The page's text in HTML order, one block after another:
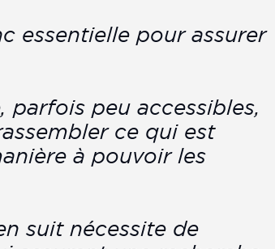
essentielle pour assurer
parfois peu accessibles,
ce qui est
à pouvoir les
suit nécessite de